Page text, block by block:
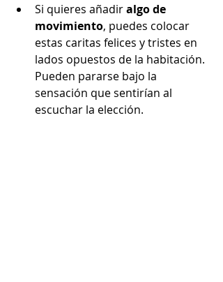
Si quieres añadir algo de
movimiento, puedes colocar
estas caritas felices y tristes en
lados opuestos de la habitación.
Pueden pararse bajo la
sensación que sentirían al
escuchar la elección.